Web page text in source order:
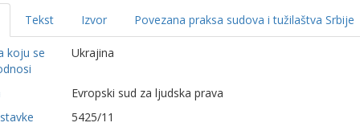
Tekst Izvor Povezana praksa sudova i tužilaštva Srbije
koju se
Ukrajina
Evropski sud za ljudska prava
5425/11